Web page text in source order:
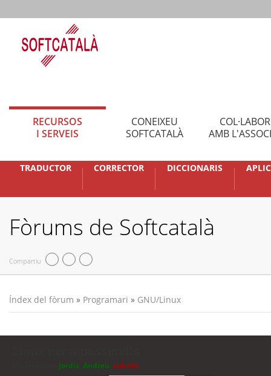
RECURSOS
I SERVEIS
CONEIXEU
SOFTCATALÀ
AMB
TRADUCTOR CORRECTOR DICCIONARIS
Fòrums de Softcatalà
Compartiu
Índex del fòrum » Programari » GNU/Linux
jordis Andreu cubells